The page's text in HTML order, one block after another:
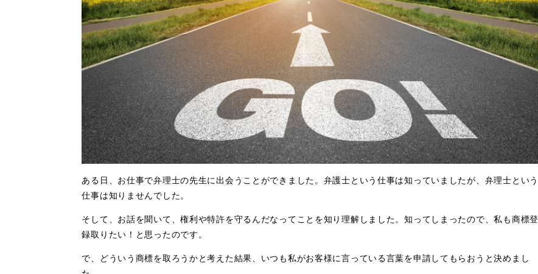
ある日、お仕事で弁理士の先生に出会うことができました。弁護士という仕事は知っていましたが、弁理士という
仕事は知りませんでした。
そして、お話を聞いて、権利や特許を守るんだなってことを知り理解しました。知ってしまったので、私も商標登
録取りたい！と思ったのです。
で、どういう商標を取ろうかと考えた結果、いつも私がお客様に言っている言葉を申請してもらおうと決めまし